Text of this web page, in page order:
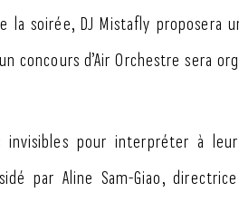
soirée, DJ Mistafly proposera
concours d’Air Orchestre sera
pour interpréter à
par Aline Sam-Giao,